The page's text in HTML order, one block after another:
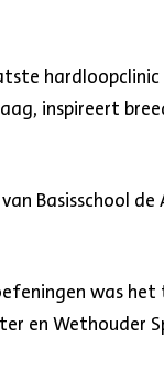
inspireert
Basisschool
was
en Wethouder